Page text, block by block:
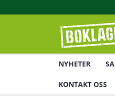
NYHETER
KONTAKT OSS